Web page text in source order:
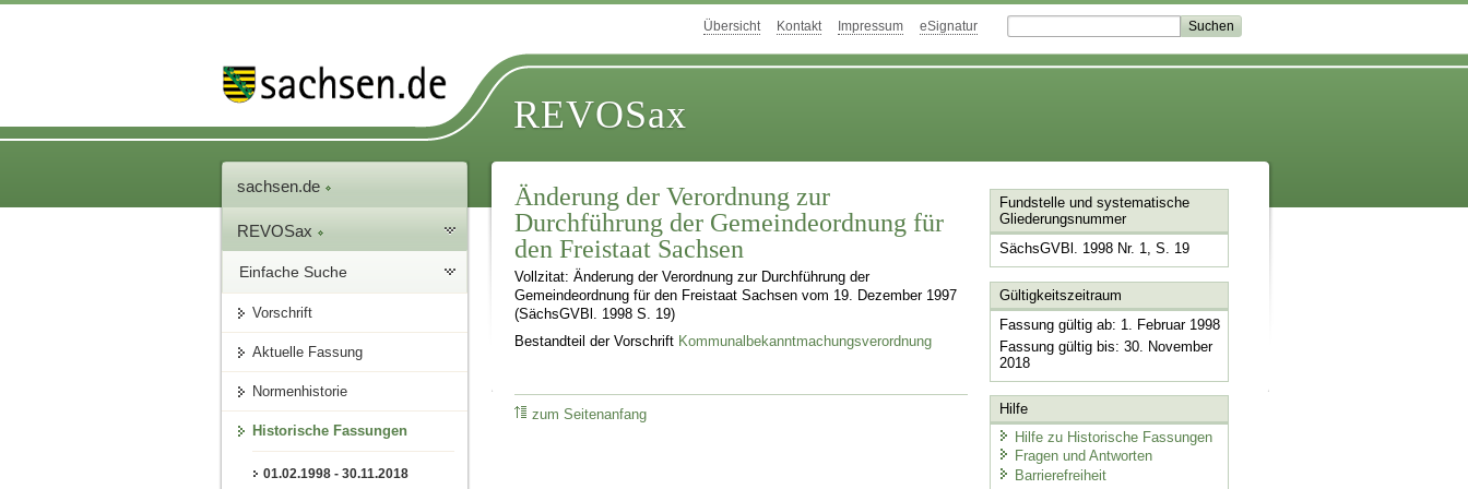
Übersicht Kontakt Impressum eSignatur
REVOSax
sachsen.de
REVOSax
Einfache Suche
Vorschrift
Aktuelle Fassung
Normenhistorie
Historische Fassungen
01.02.1998 - 30.11.2018
Änderung der Verordnung zur
Durchführung der Gemeindeordnung für
den Freistaat Sachsen
Vollzitat: Änderung der Verordnung zur Durchführung der
Gemeindeordnung für den Freistaat Sachsen vom 19. Dezember 1997
(SächsGVBl. 1998 S. 19)
Bestandteil der Vorschrift Kommunalbekanntmachungsverordnung
zum Seitenanfang
Fundstelle und systematische
Gliederungsnummer
SächsGVBl. 1998 Nr. 1, S. 19
Gültigkeitszeitraum
Fassung gültig ab: 1. Februar 1998
Fassung gültig bis: 30. November
2018
Hilfe
Hilfe zu Historische Fassungen
Fragen und Antworten
Barrierefreiheit